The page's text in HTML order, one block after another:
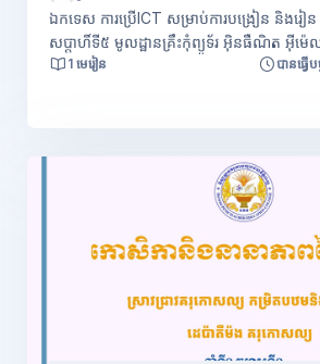
ឯកទេស ការប្រើICT សម្រាប់ការបង្រៀន និងរៀ
សប្ដាហិ៍ទី៥ មូលដ្ឋានគ្រឹះកុំព្យូទ័រ អ៊ិនធឺណិត អ៊ីម៉េល
ផ្សព្វផ្សាយ v ព័ត៌មាន គឺសំដៅដល់ដំណឹងថ្មីៗ ការ
ព្រឹត្តិការណ៍ ឬឧបទ្ទវហេតុ ដែលទើប តែកើតឡើ
ជាដើម។ v ព័ត៌មានខុស (Misinformation) ជ
ព័ត៌មាន ដែលនាំឱ្យមានការយល់ខុស ដែលគេបង្ក
ដោយមិនមានចេតនាគ្រប់គ្រង ឬបំណងអាក្រក់ន
ពិត (Disinformation) គឺសំដៅជាទូទៅលើការ
(មានការរៀបចំទុក) ដើម្បីបំភ័ន្ត ឬបោកប្រាស់មនុស្
(Malinformation) គឺសំដៅលើប្រភេទព័ត៌មានដ
ប៉ុន្តែវាត្រូវបានប្រើដើម្បីធ្វើឱ្យគ្រោះ ថ្នាក់ដល់មនុស្
ណាមួយ។ ឧទាហរណ៍ ឯកសារការទូតដែលបានផ្លាស់ប្
1 មេរៀន
បានធ្វើ